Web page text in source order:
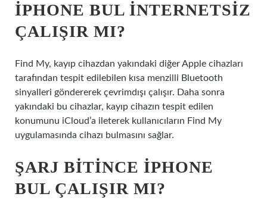
IPHONE BUL INTERNETSIZ
ÇALIŞIR MI?
Find My, kayıp cihazdan yakındaki diğer Apple cihazları
tarafından tespit edilebilen kısa menzilli Bluetooth
sinyalleri göndererek çevrimdışı çalışır. Daha sonra
yakındaki bu cihazlar, kayıp cihazın tespit edilen
konumunu iCloud’a ileterek kullanıcıların Find My
uygulamasında cihazı bulmasını sağlar.
ŞARJ BITINCE IPHONE
BUL ÇALIŞIR MI?